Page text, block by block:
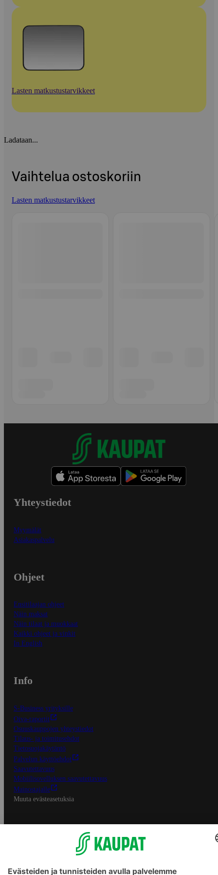
Lasten matkustustarvikkeet
Ladataan...
Vaihtelua ostoskoriin
Lasten matkustustarvikkeet
Yhteystiedot
Myymälät
Asiakaspalvelu
Ohjeet
Ensitilaajan ohjeet
Näin maksat
Näin tilaat ja muokkaat
Kaikki ohjeet ja vinkit
In English
Info
S-Business yrityksille
Oiva-raportit
Osuuskauppojen yhteystiedot
Tilaus- ja toimitusehdot
Tietosuojakäytäntö
Palvelun käyttöehdot
Saavutettavuus
Mobiilisovelluksen saavutettavuus
Mainostajalle
Muuta evästeasetuksia
S-ryhmän palvelut